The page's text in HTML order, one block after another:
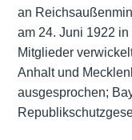
an
am 24. Juni 1922
Mitglieder
Anhalt und
ausgesprochen;